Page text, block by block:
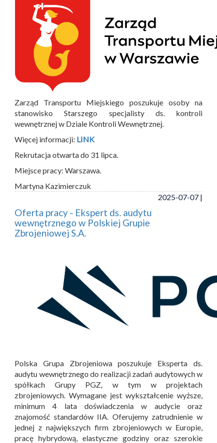
Zarząd Transportu Miejskiego poszukuje osoby na
stanowisko Starszego specjalisty ds. kontroli
wewnętrznej w Dziale Kontroli Wewnętrznej.
Więcej informacji: LINK
Rekrutacja otwarta do 31 lipca.
Miejsce pracy: Warszawa.
Martyna Kazimierczuk
2025-07-07 |
Oferta pracy - Ekspert ds. audytu
wewnętrznego w Polskiej Grupie
Zbrojeniowej S.A.
Polska Grupa Zbrojeniowa poszukuje Eksperta ds.
audytu wewnętrznego do realizacji zadań audytowych w
spółkach Grupy PGZ, w tym w projektach
zbrojeniowych. Wymagane jest wykształcenie wyższe,
minimum 4 lata doświadczenia w audycie oraz
znajomość standardów IIA. Oferujemy zatrudnienie w
jednej z największych firm zbrojeniowych w Europie,
pracę hybrydową, elastyczne godziny oraz szerokie